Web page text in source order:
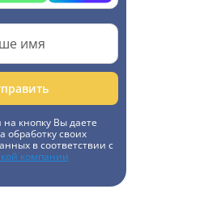
кнопку Вы даете
обработку своих
в соответствии с
компании